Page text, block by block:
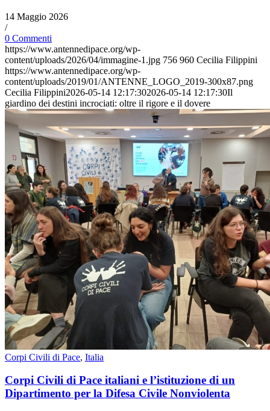
14 Maggio 2026
/
0 Commenti
https://www.antennedipace.org/wp-
content/uploads/2026/04/immagine-1.jpg 756 960 Cecilia Filippini
https://www.antennedipace.org/wp-
content/uploads/2019/01/ANTENNE_LOGO_2019-300x87.png
Cecilia Filippini2026-05-14 12:17:302026-05-14 12:17:30Il
giardino dei destini incrociati: oltre il rigore e il dovere
Corpi Civili di Pace, Italia
Corpi Civili di Pace italiani e l’istituzione di un
Dipartimento per la Difesa Civile Nonviolenta